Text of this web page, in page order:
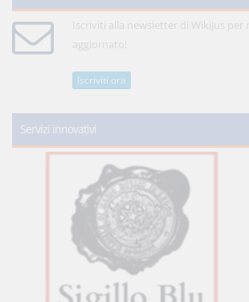
Iscriviti alla newsletter di WikiJus
aggiornato!
Iscriviti ora
Servizi innovativi